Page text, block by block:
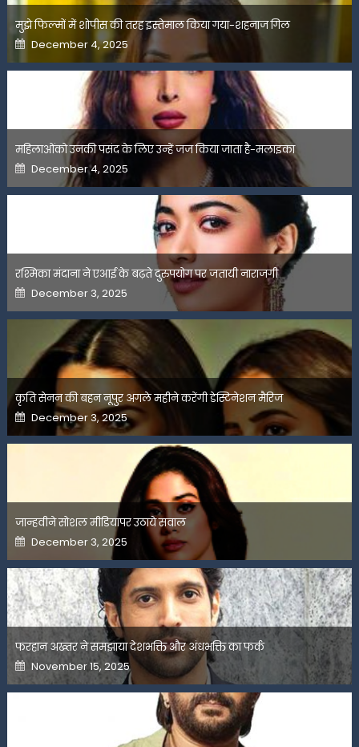
मुझे फिल्मों में शोपीस की तरह इस्तेमाल किया गया-शहनाज गिल
Posted
on
December 4, 2025
महिलाओंको उनकी पसंद के लिए उन्हें जज किया जाता है-मलाइका
Posted
on
December 4, 2025
रश्मिका मंदाना ने एआई के बढ़ते दुरुपयोग पर जतायी नाराजगी
Posted
on
December 3, 2025
कृति सेनन की बहन नूपुर अगले महीने करेंगी डेस्टिनेशन मैरिज
Posted
on
December 3, 2025
जान्हवीने सोशल मीडियापर उठाये सवाल
Posted
on
December 3, 2025
फरहान अख्तर ने समझाया देशभक्ति और अंधभक्ति का फर्क
Posted
on
November 15, 2025